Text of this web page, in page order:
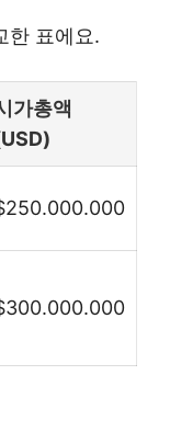
한 표에요.
가총액